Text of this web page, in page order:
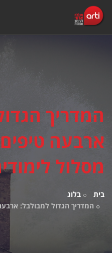
המדריך
ארבעה
מסלול
בית
בלוג
המדריך הגדול למבולבל: